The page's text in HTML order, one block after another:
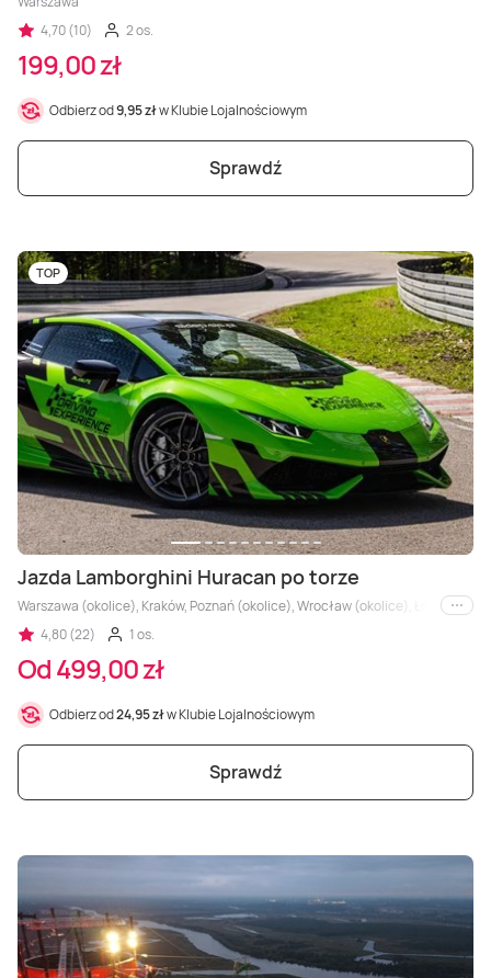
4,70 (10)
2 os.
199,00 zł
Odbierz od9,95 złw Klubie Lojalnościowym
Sprawdź
TOP
Jazda Lamborghini Huracan po torze
Warszawa (okolice), Kraków, Poznań (okolice), Wrocław (okolice), Łódź, Kielce,
i inne
4,80 (22)
1 os.
Od 499,00 zł
Odbierz od24,95 złw Klubie Lojalnościowym
Sprawdź